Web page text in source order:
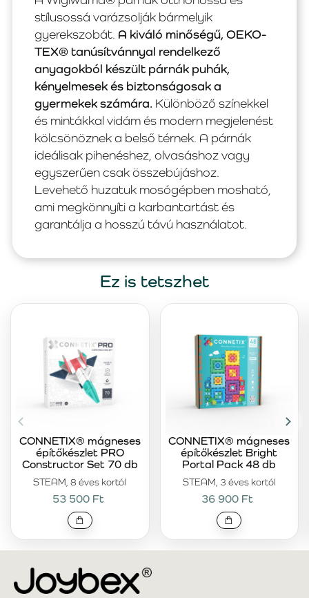
stílusossá varázsolják bármelyik
gyerekszobát. A kiváló minőségű, OEKO-
TEX® tanúsítvánnyal rendelkező
anyagokból készült párnák puhák,
kényelmesek és biztonságosak a
gyermekek számára. Különböző színekkel
és mintákkal vidám és modern megjelenést
kölcsönöznek a belső térnek. A párnák
ideálisak pihenéshez, olvasáshoz vagy
egyszerűen csak összebújáshoz.
Levehető huzatuk mosógépben mosható,
ami megkönnyíti a karbantartást és
garantálja a hosszú távú használatot.
Ez is tetszhet
STEAM, 8 éves kortól
CONNETIX® mágneses
építőkészlet PRO
Constructor Set 70 db
53 500 Ft
STEAM, 3 éves kortól
CONNETIX® mágneses
építőkészlet Bright
Portal Pack 48 db
36 900 Ft